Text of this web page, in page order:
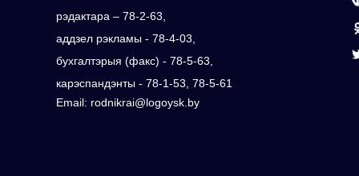
рэдактара – 78-2-63,
аддзел рэкламы - 78-4-03,
бухгалтэрыя (факс) - 78-5-63,
карэспандэнты - 78-1-53, 78-5-61
Email: rodnikrai@logoysk.by